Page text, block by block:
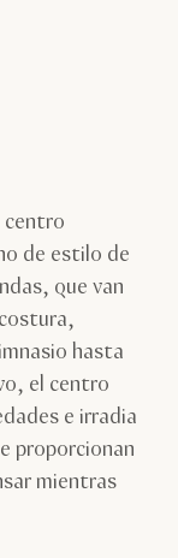
centro
de estilo de
que van
hasta
el centro
e irradia
proporcionan
mientras